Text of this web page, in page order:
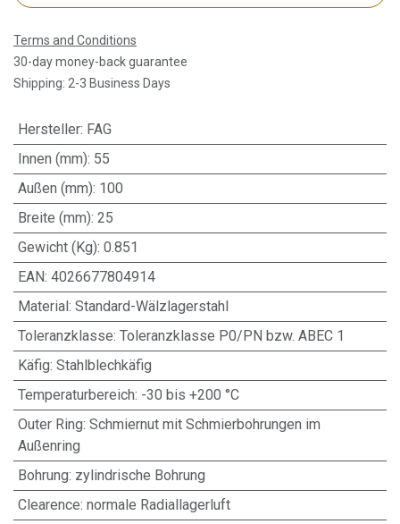
Terms and Conditions
30-day money-back guarantee
Shipping: 2-3 Business Days
Hersteller: FAG
Innen (mm): 55
Außen (mm): 100
Breite (mm): 25
Gewicht (Kg): 0.851
EAN: 4026677804914
Material: Standard-Wälzlagerstahl
Toleranzklasse: Toleranzklasse P0/PN bzw. ABEC 1
Käfig: Stahlblechkäfig
Temperaturbereich: -30 bis +200 °C
Outer Ring: Schmiernut mit Schmierbohrungen im
Außenring
Bohrung: zylindrische Bohrung
Clearence: normale Radiallagerluft